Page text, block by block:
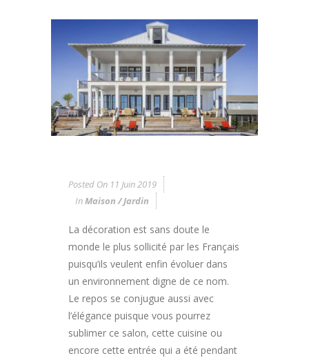
Posted On 11 Juin 2019
InMaison / Jardin
La décoration est sans doute le
monde le plus sollicité par les Français
puisqu’ils veulent enfin évoluer dans
un environnement digne de ce nom.
Le repos se conjugue aussi avec
l’élégance puisque vous pourrez
sublimer ce salon, cette cuisine ou
encore cette entrée qui a été pendant